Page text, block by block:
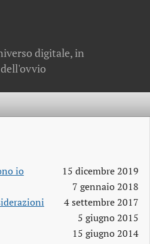
digitale, in
io
15 dicembre 2019
7 gennaio 2018
4 settembre 2017
5 giugno 2015
15 giugno 2014